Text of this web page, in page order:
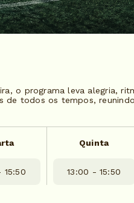
o programa leva alegria,
todos os tempos,
15:50
Quinta
13:00 - 15:50